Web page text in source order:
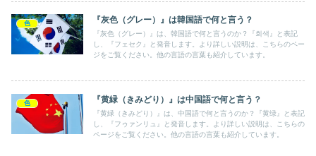
色 『灰色（グレー）』は韓国語で何と言う？
『灰色（グレー）』は、韓国語で何と言うのか？『회색』と表記
し、『フェセク』と発音します。より詳しい説明は、こちらのペー
ジをご覧ください。他の言語の言葉も紹介しています。
色 『黄緑（きみどり）』は中国語で何と言う？
『黄緑（きみどり）』は、中国語で何と言うのか？『黄绿』と表記
し、『フゥァンリュ』と発音します。より詳しい説明は、こちらの
ページをご覧ください。他の言語の言葉も紹介しています。